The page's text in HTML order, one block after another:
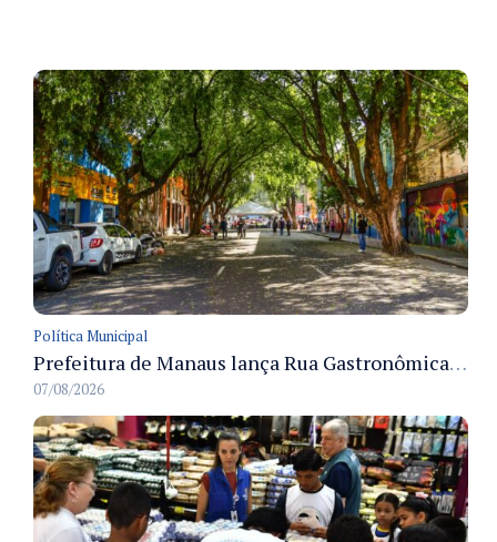
Política Municipal
Prefeitura de Manaus lança Rua Gastronômica preservando as 17 árvores da Ferreira Pena no Centro
07/08/2026